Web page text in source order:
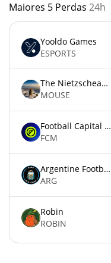
Maiores 5 Perdas 24h
Yooldo Games
ESPORTS
The Nietzschean Mouse
MOUSE
Football Capital Markets
FCM
Argentine Football Association Fan Token
ARG
Robin
ROBIN